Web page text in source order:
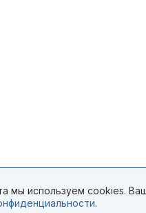
мы используем cookies.
.